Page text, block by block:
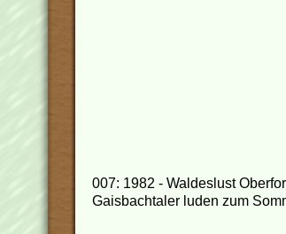
007: 1982 - Waldeslust
Gaisbachtaler luden zum